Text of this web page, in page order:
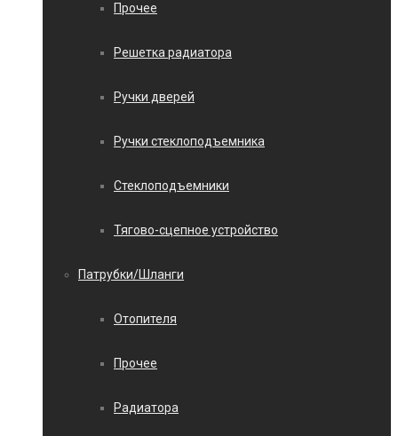
Прочее
Решетка радиатора
Ручки дверей
Ручки стеклоподъемника
Стеклоподъемники
Тягово-сцепное устройство
Патрубки/Шланги
Отопителя
Прочее
Радиатора